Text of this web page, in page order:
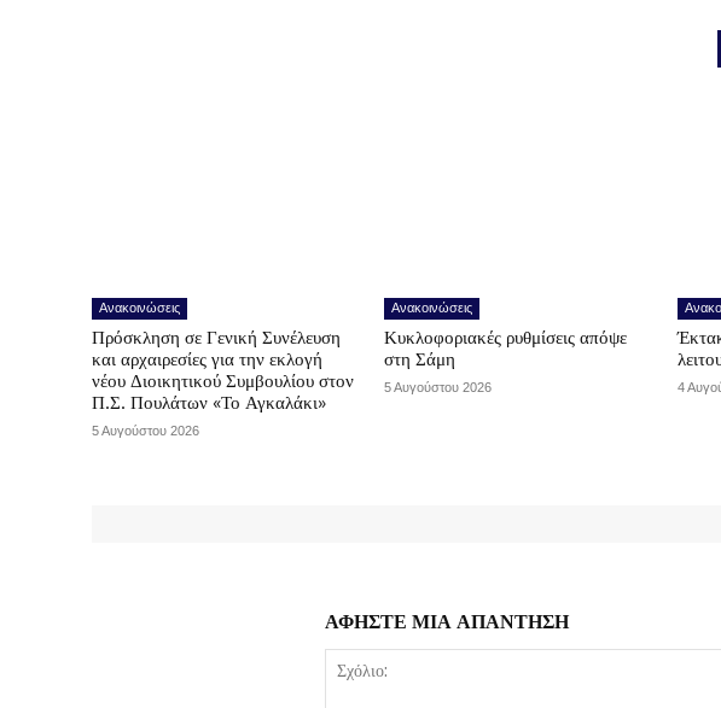
Ανακοινώσεις
Πρόσκληση σε Γενική Συνέλευση
και αρχαιρεσίες για την εκλογή
νέου Διοικητικού Συμβουλίου στον
Π.Σ. Πουλάτων «Το Αγκαλάκι»
5 Αυγούστου 2026
Ανακοινώσεις
Κυκλοφοριακές ρυθμίσεις απόψε
στη Σάμη
5 Αυγούστου 2026 4
ΑΦΗΣΤΕ ΜΙΑ ΑΠΑΝΤΗΣΗ